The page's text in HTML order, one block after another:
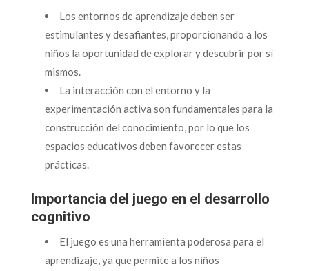
Los entornos de aprendizaje deben ser
estimulantes y desafiantes, proporcionando a los
niños la oportunidad de explorar y descubrir por sí
mismos.
La interacción con el entorno y la
experimentación activa son fundamentales para la
construcción del conocimiento, por lo que los
espacios educativos deben favorecer estas
prácticas.
Importancia del juego en el desarrollo
cognitivo
El juego es una herramienta poderosa para el
aprendizaje, ya que permite a los niños